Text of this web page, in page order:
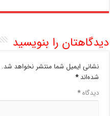
دیدگاهتان را بنویسید
نشانی ایمیل شما منتشر نخواهد شد.
شده‌اند*
دیدگاه*